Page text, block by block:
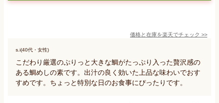
価格と在庫を楽天でチェック >>
s.i(40代・女性)
こだわり厳選のぷりっと大きな鯛がたっぷり入った贅沢感の
ある鯛めしの素です。出汁の良く効いた上品な味わいでおす
すめです。ちょっと特別な日のお食事にぴったりです。